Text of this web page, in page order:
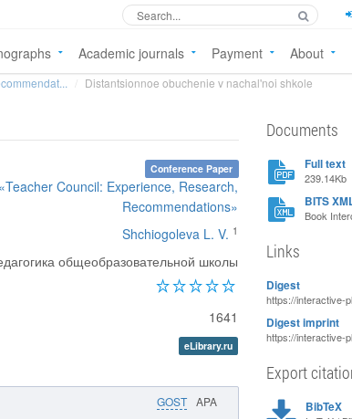
Academic journals Payment About
Distantsionnoe obuchenie v nachal'noi shkole
Conference Paper
Council: Experience, Research,
Recommendations»
Shchiogoleva L. V. 1
общеобразовательной школы
1641
eLibrary.ru
GOST APA
Documents
Full text
239.14Kb
BITS
Book
Links
Digest
https://interactive-
Digest imprint
https://interactive-
Export
BibTeX